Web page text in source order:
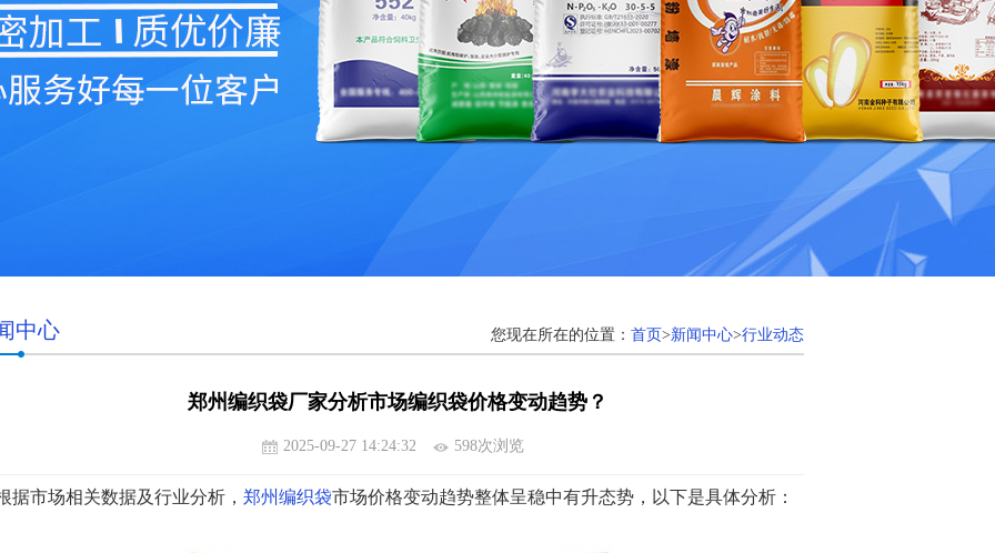
中心 您现在所在的位置： 首页>新闻中心>行业动态
郑州编织袋厂家分析市场编织袋价格变动趋势？
2025-09-27 14:24:32 598次浏览
市场相关数据及行业分析， 郑州编织袋市场价格变动趋势整体呈稳中有升态势，以下是具体分析：